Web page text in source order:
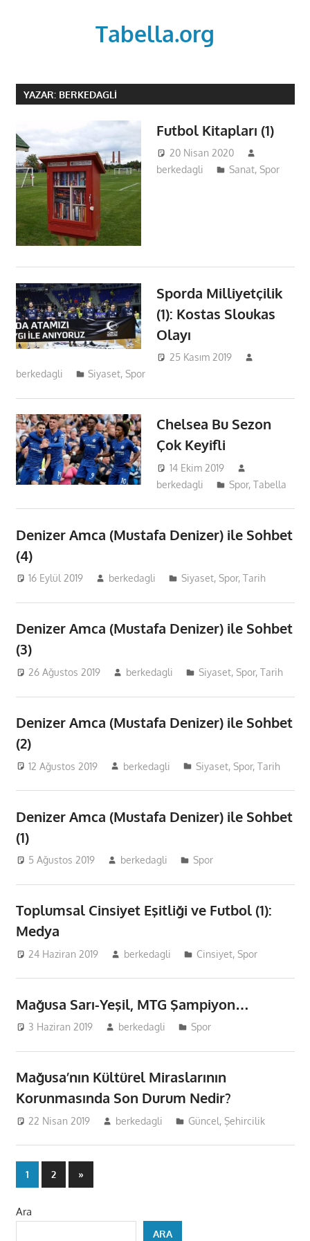
Tabella.org
YAZAR: BERKEDAGLI
Futbol Kitapları (1)
20 Nisan 2020
berkedagli
Sanat,Spor
Sporda Milliyetçilik
(1): Kostas Sloukas
Olayı
25 Kasım 2019
berkedagli
Siyaset,Spor
Chelsea Bu Sezon
Çok Keyifli
14 Ekim 2019
berkedagli
Spor,Tabella
Denizer Amca (Mustafa Denizer) ile Sohbet
(4)
16 Eylül 2019 berkedagli Siyaset,Spor,Tarih
Denizer Amca (Mustafa Denizer) ile Sohbet
(3)
26 Ağustos 2019 berkedagli Siyaset,Spor,Tarih
Denizer Amca (Mustafa Denizer) ile Sohbet
(2)
12 Ağustos 2019 berkedagli Siyaset,Spor,Tarih
Denizer Amca (Mustafa Denizer) ile Sohbet
(1)
5 Ağustos 2019 berkedagli Spor
Toplumsal Cinsiyet Eşitliği ve Futbol (1):
Medya
24 Haziran 2019 berkedagli Cinsiyet,Spor
Mağusa Sarı-Yeşil, MTG Şampiyon…
3 Haziran 2019 berkedagli Spor
Mağusa’nın Kültürel Miraslarının
Korunmasında Son Durum Nedir?
22 Nisan 2019 berkedagli Güncel,Şehircilik
Yazı
1 2
Next
Posts
»
Ara
ARA